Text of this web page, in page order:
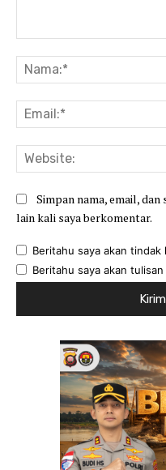
Simpan nama, email,
lain kali saya berkomentar.
Beritahu saya akan
Beritahu saya akan